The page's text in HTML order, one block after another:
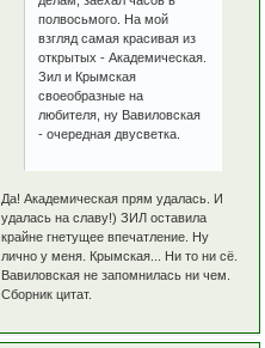
полвосьмого. На мой
взгляд самая красивая из
открытых - Академическая.
Зил и Крымская
своеобразные на
любителя, ну Вавиловская
- очередная двусветка.
Да! Академическая прям удалась. И
удалась на славу!) ЗИЛ оставила
крайне гнетущее впечатление. Ну
лично у меня. Крымская... Ни то ни сё.
Вавиловская не запомнилась ни чем.
Сборник цитат.